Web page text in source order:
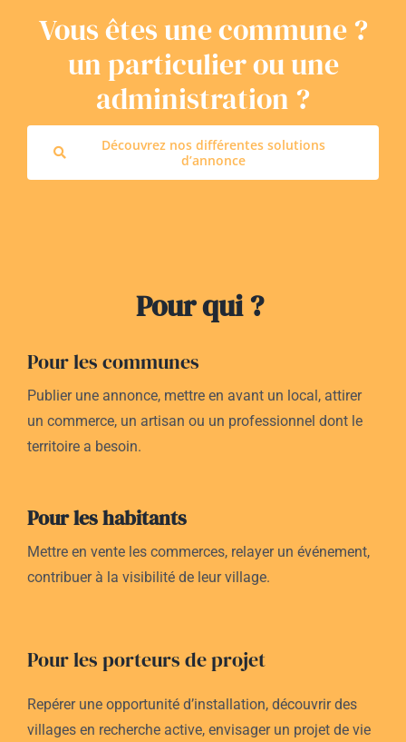
Vous êtes une commune ?
un particulier ou une
administration ?
Découvrez nos différentes solutions
d’annonce
Pour qui ?
Pour les communes
Publier une annonce, mettre en avant un local, attirer
un commerce, un artisan ou un professionnel dont le
territoire a besoin.
Pour les habitants
Mettre en vente les commerces, relayer un événement,
contribuer à la visibilité de leur village.
Pour les porteurs de projet
Repérer une opportunité d’installation, découvrir des
villages en recherche active, envisager un projet de vie